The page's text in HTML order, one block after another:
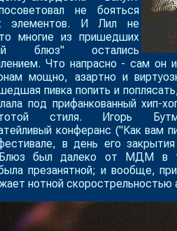
не бояться
элементов. И Лил не
многие из пришедших
блюз" остались
Что напрасно - сам он
мощно, азартно и
пивка попить и
под прифанкованный хип-
стиля. Игорь
конферанс ("Как вам
в день его
Блюз был далеко от МДМ в
презанятной; и вообще,
нотной скорострельностью